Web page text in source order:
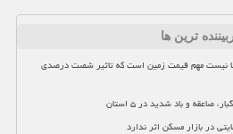
ترین ها
نیست مهم قیمت زمین است که تاثیر شصت درصدی
و باد شدید در ۵ استان
در بازار مسکن اثر ندارد